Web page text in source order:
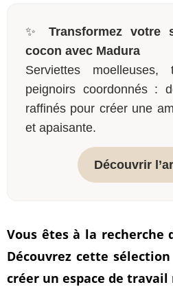
✨ Transformez votre
cocon avec Madura
Serviettes
peignoirs coordonnés :
raffinés pour créer une
et apaisante.
Découvrir
Vous êtes à la recherche
Découvrez cette
créer un espace de travail